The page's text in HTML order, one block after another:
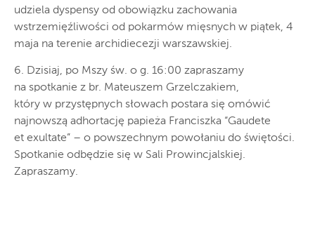
udziela dyspensy od obowiązku zachowania
wstrzemięźliwości od pokarmów mięsnych w piątek, 4
maja na terenie archidiecezji warszawskiej.
6. Dzisiaj, po Mszy św. o g. 16:00 zapraszamy
na spotkanie z br. Mateuszem Grzelczakiem,
który w przystępnych słowach postara się omówić
najnowszą adhortację papieża Franciszka “Gaudete
et exultate” – o powszechnym powołaniu do świętości.
Spotkanie odbędzie się w Sali Prowincjalskiej.
Zapraszamy.